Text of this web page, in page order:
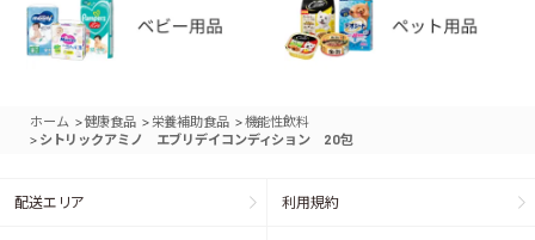
ホーム >健康食品 > 栄養補助食品 >機能性飲料
> シトリックアミノ エブリデイコンディション 20包
配送エリア 利用規約